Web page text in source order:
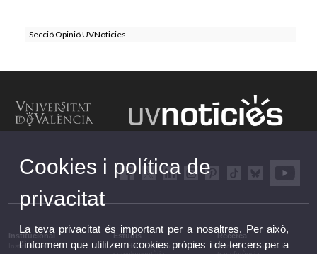
Secció Opinió UVNoticies
Institucional
Institucional
Estudis
Estudis i formació
Recerca
Recerca, innovació i
Cookies i política de
privacitat
La teva privacitat és important per a nosaltres. Per això,
t'informem que utilitzem cookies pròpies i de tercers per a